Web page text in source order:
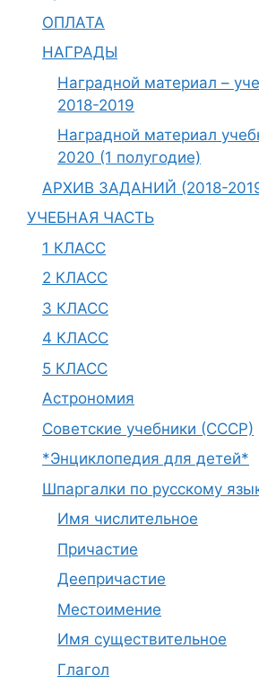
ОПЛАТА
НАГРАДЫ
Наградной материал –
2018-2019
Наградной материал
2020 (1 полугодие)
АРХИВ ЗАДАНИЙ (2018-
УЧЕБНАЯ ЧАСТЬ
1 КЛАСС
2 КЛАСС
3 КЛАСС
4 КЛАСС
5 КЛАСС
Астрономия
Советские учебники (СССР)
*Энциклопедия для детей*
Шпаргалки по русскому
Имя числительное
Причастие
Деепричастие
Местоимение
Имя существительное
Глагол